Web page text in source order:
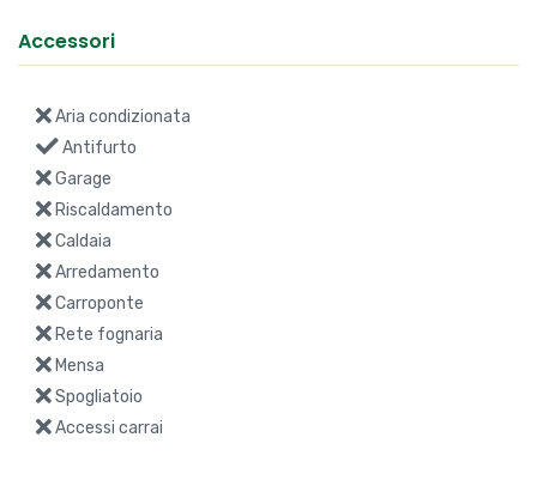
Accessori
Aria condizionata
Antifurto
Garage
Riscaldamento
Caldaia
Arredamento
Carroponte
Rete fognaria
Mensa
Spogliatoio
Accessi carrai